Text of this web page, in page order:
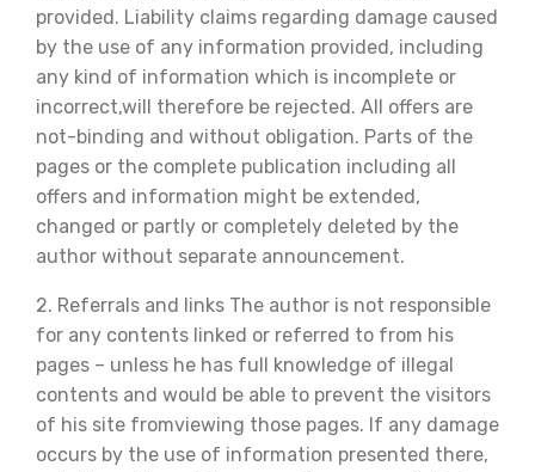
provided. Liability claims regarding damage caused
by the use of any information provided, including
any kind of information which is incomplete or
incorrect,will therefore be rejected. All offers are
not-binding and without obligation. Parts of the
pages or the complete publication including all
offers and information might be extended,
changed or partly or completely deleted by the
author without separate announcement.
2. Referrals and links The author is not responsible
for any contents linked or referred to from his
pages – unless he has full knowledge of illegal
contents and would be able to prevent the visitors
of his site fromviewing those pages. If any damage
occurs by the use of information presented there,